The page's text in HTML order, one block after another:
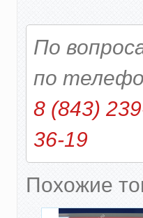
По
по
8 (843)
36-19
Похожие